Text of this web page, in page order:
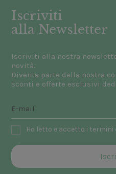
Iscriviti
alla Newsletter
Iscriviti alla nostra
novità.
Diventa parte della nostra
sconti e offerte esclusivi
Ho letto e accetto i termini